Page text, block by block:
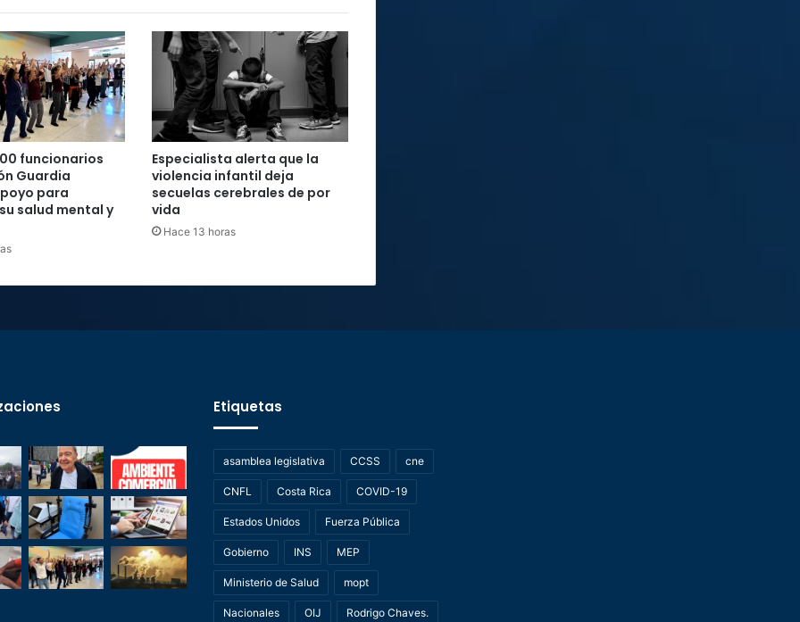
funcionarios
Guardia
para
salud mental y
Especialista alerta que la
violencia infantil deja
secuelas cerebrales de por
vida
Hace 13 horas
Etiquetas
asamblea legislativa CCSS cne
CNFL Costa Rica COVID-19
Estados Unidos Fuerza Pública
Gobierno INS MEP
Ministerio de Salud mopt
Nacionales OIJ Rodrigo Chaves.